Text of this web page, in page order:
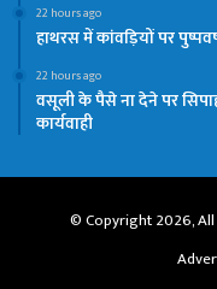
22 hours ago
हाथरस में कांवड़ियों पर
22 hours ago
वसूली के पैसे ना देने पर
कार्यवाही
© Copyright 2026,